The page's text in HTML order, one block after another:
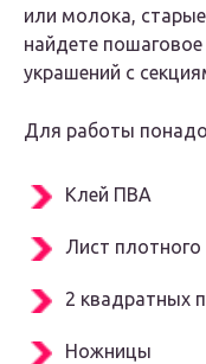
или молока,
найдете
украшений с
Для работы
Клей ПВА
Лист плотного
2 квадратных
Ножницы